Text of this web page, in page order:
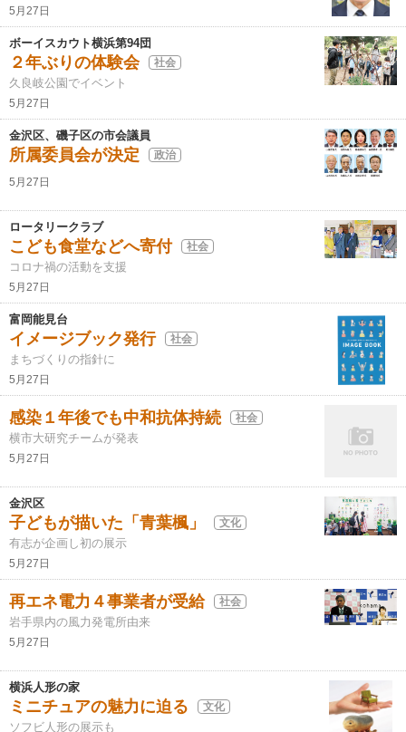
5月27日
ボーイスカウト横浜第94団
２年ぶりの体験会 社会
久良岐公園でイベント
5月27日
金沢区、磯子区の市会議員
所属委員会が決定 政治
5月27日
ロータリークラブ
こども食堂などへ寄付 社会
コロナ禍の活動を支援
5月27日
富岡能見台
イメージブック発行 社会
まちづくりの指針に
5月27日
感染１年後でも中和抗体持続 社会
横市大研究チームが発表
5月27日
金沢区
子どもが描いた「青葉楓」 文化
有志が企画し初の展示
5月27日
再エネ電力４事業者が受給 社会
岩手県内の風力発電所由来
5月27日
横浜人形の家
ミニチュアの魅力に迫る 文化
ソフビ人形の展示も